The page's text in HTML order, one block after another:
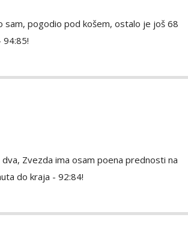
sam, pogodio pod košem, ostalo je još 68
94:85!
Zvezda ima osam poena prednosti na
do kraja - 92:84!